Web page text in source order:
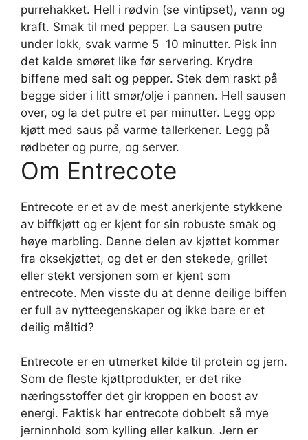
purrehakket. Hell i rødvin (se vintipset), vann og
kraft. Smak til med pepper. La sausen putre
under lokk, svak varme 5  10 minutter. Pisk inn
det kalde smøret like før servering. Krydre
biffene med salt og pepper. Stek dem raskt på
begge sider i litt smør/olje i pannen. Hell sausen
over, og la det putre et par minutter. Legg opp
kjøtt med saus på varme tallerkener. Legg på
rødbeter og purre, og server.
Om Entrecote
Entrecote er et av de mest anerkjente stykkene
av biffkjøtt og er kjent for sin robuste smak og
høye marbling. Denne delen av kjøttet kommer
fra oksekjøttet, og det er den stekede, grillet
eller stekt versjonen som er kjent som
entrecote. Men visste du at denne deilige biffen
er full av nytteegenskaper og ikke bare er et
deilig måltid?
Entrecote er en utmerket kilde til protein og jern.
Som de fleste kjøttprodukter, er det rike
næringsstoffer det gir kroppen en boost av
energi. Faktisk har entrecote dobbelt så mye
jerninnhold som kylling eller kalkun. Jern er